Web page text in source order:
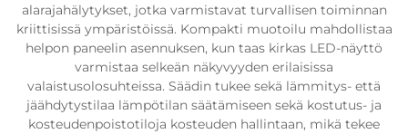
alarajahälytykset, jotka varmistavat turvallisen toiminnan
kriittisissä ympäristöissä. Kompakti muotoilu mahdollistaa
helpon paneelin asennuksen, kun taas kirkas LED-näyttö
varmistaa selkeän näkyvyyden erilaisissa
valaistusolosuhteissa. Säädin tukee sekä lämmitys- että
jäähdytystilaa lämpötilan säätämiseen sekä kostutus- ja
kosteudenpoistotiloja kosteuden hallintaan, mikä tekee